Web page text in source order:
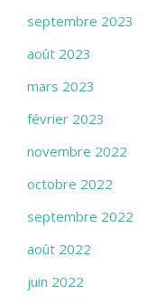
septembre 2023
août 2023
mars 2023
février 2023
novembre 2022
octobre 2022
septembre 2022
août 2022
juin 2022